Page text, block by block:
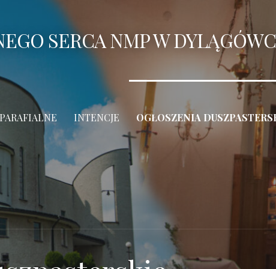
SERCA NMP W
INTENCJE OGŁOSZENIA